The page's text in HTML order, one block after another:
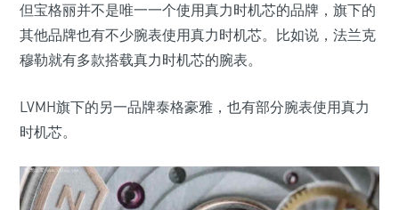
但宝格丽并不是唯一一个使用真力时机芯的品牌，旗下的
其他品牌也有不少腕表使用真力时机芯。比如说，法兰克
穆勒就有多款搭载真力时机芯的腕表。
LVMH旗下的另一品牌泰格豪雅，也有部分腕表使用真力
时机芯。